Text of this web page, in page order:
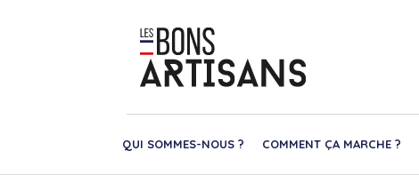
QUI SOMMES-NOUS ? COMMENT ÇA MARCHE ?